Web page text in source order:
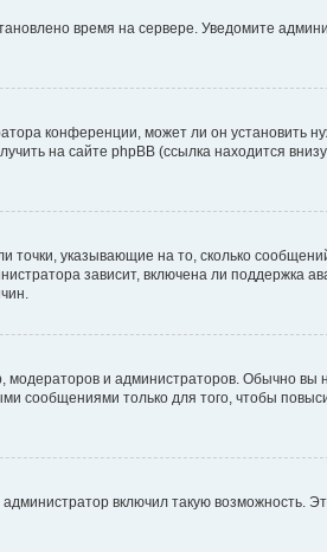
время на сервере. Уведомите
конференции, может ли он установить
на сайте phpBB (ссылка находится
точки, указывающие на то, сколько
зависит, включена ли поддержка
и администраторов. Обычно вы
сообщениями только для того, чтобы
включил такую возможность.